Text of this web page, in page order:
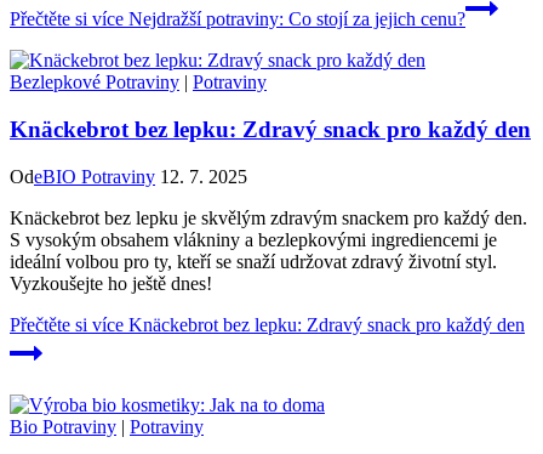
Přečtěte si více Nejdražší potraviny: Co stojí za jejich cenu?
Bezlepkové Potraviny | Potraviny
Knäckebrot bez lepku: Zdravý snack pro každý den
OdeBIO Potraviny 12. 7. 2025
Knäckebrot bez lepku je skvělým zdravým snackem pro každý den.
S vysokým obsahem vlákniny a bezlepkovými ingrediencemi je
ideální volbou pro ty, kteří se snaží udržovat zdravý životní styl.
Vyzkoušejte ho ještě dnes!
Přečtěte si více Knäckebrot bez lepku: Zdravý snack pro každý den
Bio Potraviny | Potraviny